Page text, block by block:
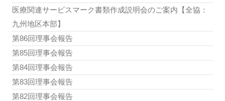
医療関連サービスマーク書類作成説明会のご案内【全協：
九州地区本部】
第86回理事会報告
第85回理事会報告
第84回理事会報告
第83回理事会報告
第82回理事会報告